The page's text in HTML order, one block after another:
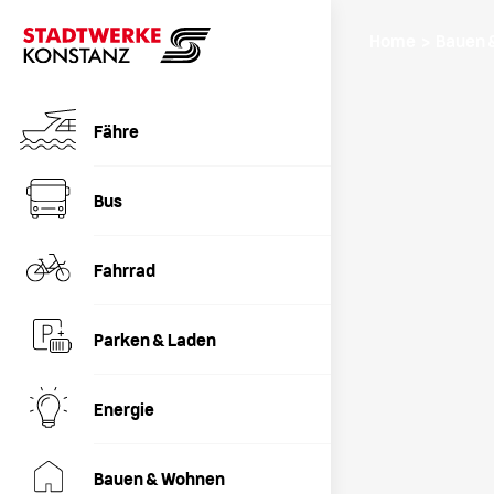
Fähre
Bus
Fahrrad
Parken & Laden
Energie
Bauen & Wohnen